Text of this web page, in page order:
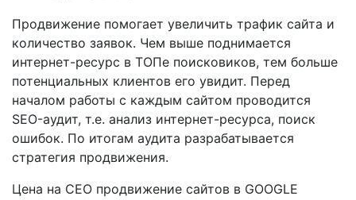
Продвижение помогает увеличить трафик сайта и
количество заявок. Чем выше поднимается
интернет-ресурс в ТОПе поисковиков, тем больше
потенциальных клиентов его увидит. Перед
началом работы с каждым сайтом проводится
SEO-аудит, т.е. анализ интернет-ресурса, поиск
ошибок. По итогам аудита разрабатывается
стратегия продвижения.
Цена на СЕО продвижение сайтов в GOOGLE